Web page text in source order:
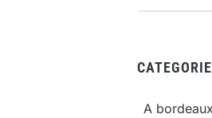
A bordeaux